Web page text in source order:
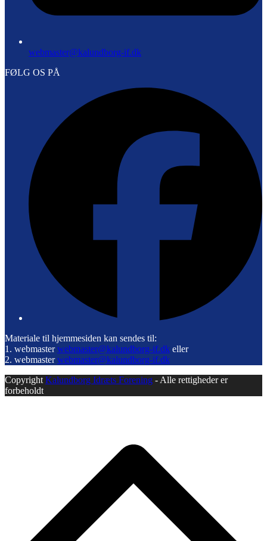
webmaster@kalundborg-if.dk
FØLG OS PÅ
Materiale til hjemmesiden kan sendes til:
1. webmasterwebmaster@kalundborg-if.dk eller
2. webmasterwebmaster@kalundborg-if.dk
Copyright Kalundborg Idræts Forening - Alle rettigheder er
forbeholdt